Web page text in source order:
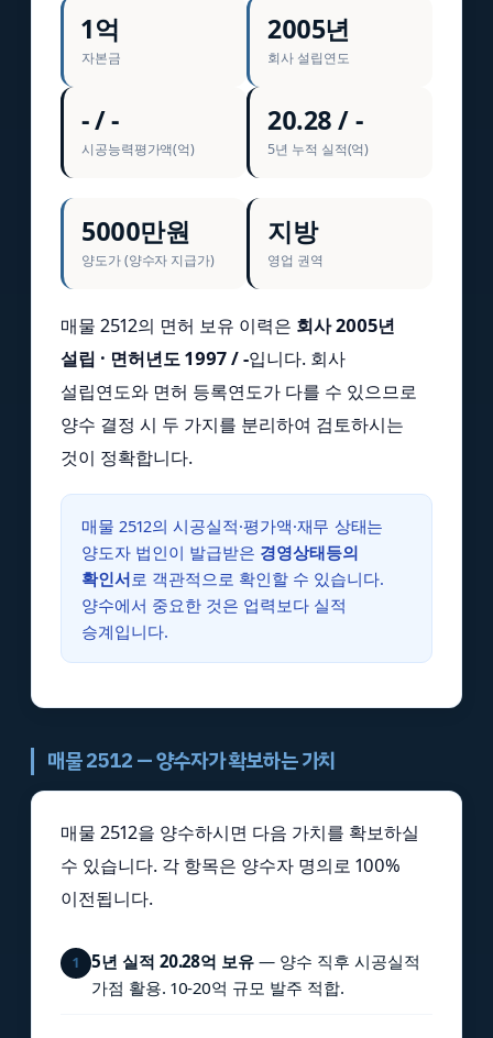
1억
자본금
2005년
회사 설립연도
- / -
시공능력평가액(억)
20.28 / -
5년 누적 실적(억)
5000만원
양도가 (양수자 지급가)
지방
영업 권역
매물 2512의 면허 보유 이력은 회사 2005년
설립 · 면허년도 1997 / -입니다. 회사
설립연도와 면허 등록연도가 다를 수 있으므로
양수 결정 시 두 가지를 분리하여 검토하시는
것이 정확합니다.
매물 2512의 시공실적·평가액·재무 상태는
양도자 법인이 발급받은 경영상태등의
확인서로 객관적으로 확인할 수 있습니다.
양수에서 중요한 것은 업력보다 실적
승계입니다.
매물 2512 — 양수자가 확보하는 가치
매물 2512을 양수하시면 다음 가치를 확보하실
수 있습니다. 각 항목은 양수자 명의로 100%
이전됩니다.
1 5년 실적 20.28억 보유 — 양수 직후 시공실적
가점 활용. 10-20억 규모 발주 적합.